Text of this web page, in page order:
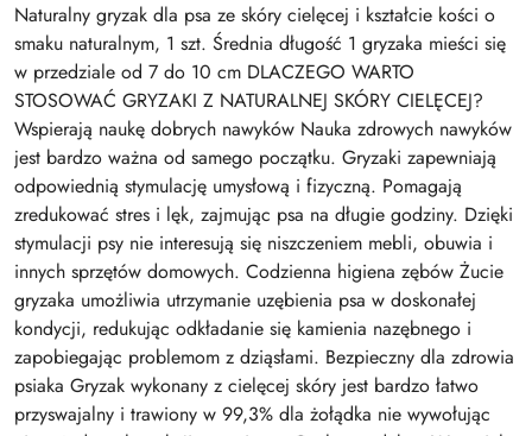
Naturalny gryzak dla psa ze skóry cielęcej i kształcie kości o
smaku naturalnym, 1 szt. Średnia długość 1 gryzaka mieści się
w przedziale od 7 do 10 cm DLACZEGO WARTO
STOSOWAĆ GRYZAKI Z NATURALNEJ SKÓRY CIELĘCEJ?
Wspierają naukę dobrych nawyków Nauka zdrowych nawyków
jest bardzo ważna od samego początku. Gryzaki zapewniają
odpowiednią stymulację umysłową i fizyczną. Pomagają
zredukować stres i lęk, zajmując psa na długie godziny. Dzięki
stymulacji psy nie interesują się niszczeniem mebli, obuwia i
innych sprzętów domowych. Codzienna higiena zębów Żucie
gryzaka umożliwia utrzymanie uzębienia psa w doskonałej
kondycji, redukując odkładanie się kamienia nazębnego i
zapobiegając problemom z dziąsłami. Bezpieczny dla zdrowia
psiaka Gryzak wykonany z cielęcej skóry jest bardzo łatwo
przyswajalny i trawiony w 99,3% dla żołądka nie wywołując